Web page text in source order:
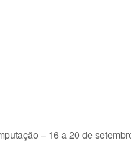
– 16 a 20 de